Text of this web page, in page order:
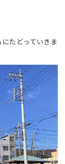
たどっていきま